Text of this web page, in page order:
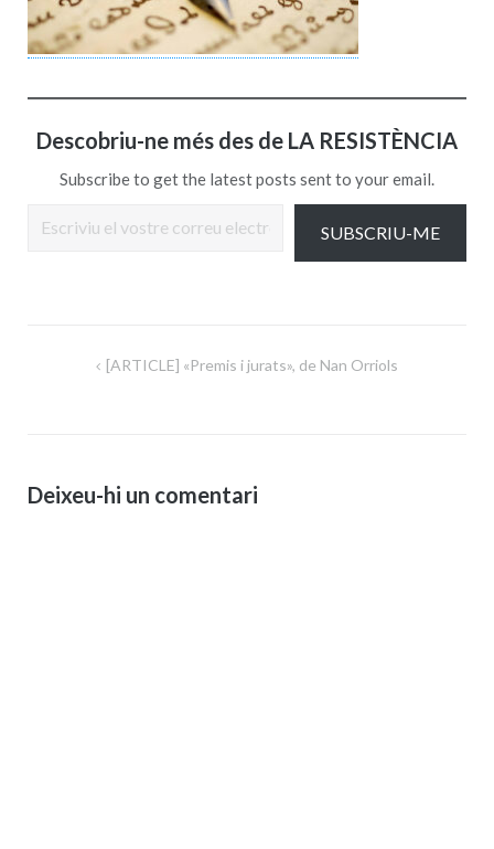
Descobriu-ne més des de LA RESISTÈNCIA
Subscribe to get the latest posts sent to your email.
SUBSCRIU-ME
Navegació[ARTICLE] «Premis i jurats», de Nan Orriols
Deixeu-hi un comentari